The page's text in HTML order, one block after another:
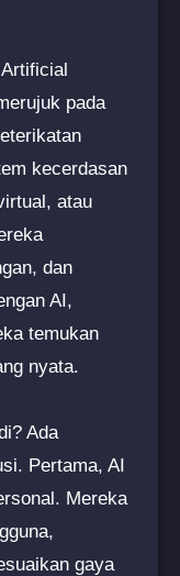
pada
kecerdasan
atau
dan
AI,
temukan
nyata.
Ada
Pertama, AI
Mereka
gaya